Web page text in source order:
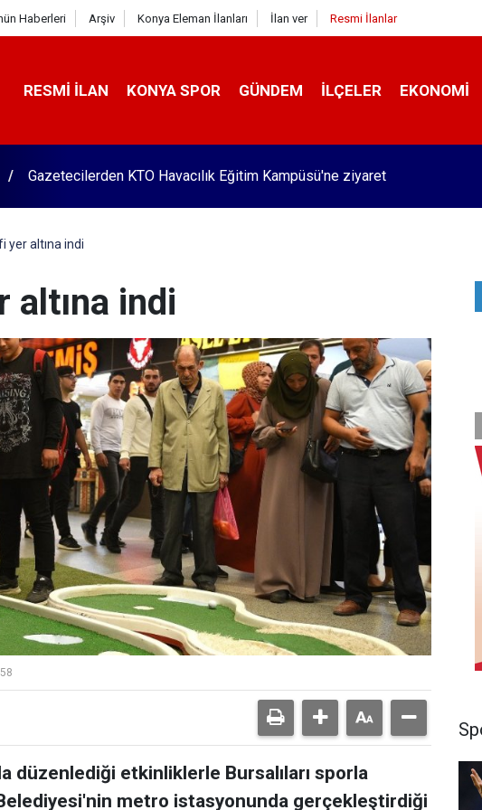
Haberleri Arşiv Konya Eleman İlanları İlan ver Resmi İlanlar
RESMI İLAN KONYA SPOR GÜNDEM İLÇELER EKONOMI
Başkan Pekyatırmacı’dan esnaf ziyareti
yer altına indi
altına indi
düzenlediği etkinliklerle Bursalıları sporla
metro istasyonunda gerçekleştirdiği